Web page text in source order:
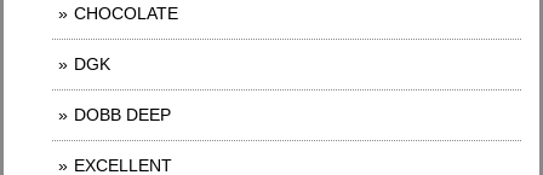
CHOCOLATE
DGK
DOBB DEEP
EXCELLENT